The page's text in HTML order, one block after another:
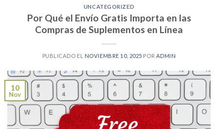
UNCATEGORIZED
Por Qué el Envío Gratis Importa en las
Compras de Suplementos en Línea
PUBLICADO EL NOVIEMBRE 10, 2025 POR ADMIN
10
Nov